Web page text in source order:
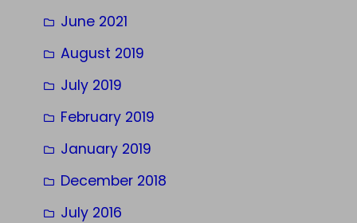
June 2021
August 2019
July 2019
February 2019
January 2019
December 2018
July 2016